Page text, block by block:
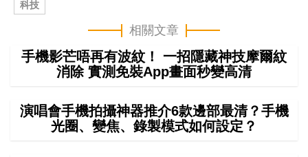
科技
相關文章
手機影芒唔再有波紋！ 一招隱藏神技摩爾紋
消除 實測免裝App畫面秒變高清
演唱會手機拍攝神器推介6款邊部最清？手機
光圈、變焦、錄製模式如何設定？